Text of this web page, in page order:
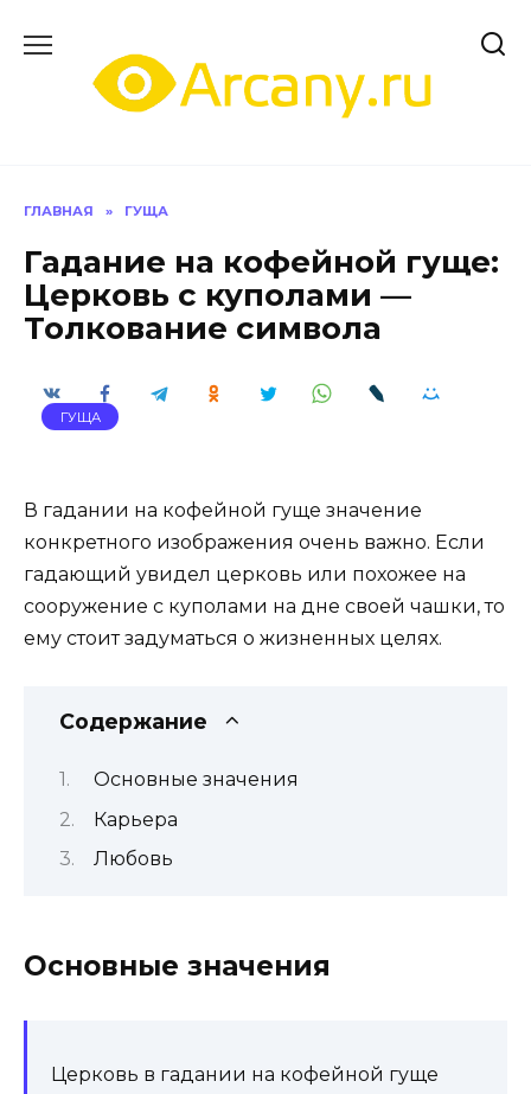
содержанию
ГЛАВНАЯ » ГУЩА
Гадание на кофейной гуще:
Церковь с куполами —
Толкование символа
ГУЩА
В гадании на кофейной гуще значение
конкретного изображения очень важно. Если
гадающий увидел церковь или похожее на
сооружение с куполами на дне своей чашки, то
ему стоит задуматься о жизненных целях.
Содержание
Основные значения
Карьера
Любовь
Основные значения
Церковь в гадании на кофейной гуще